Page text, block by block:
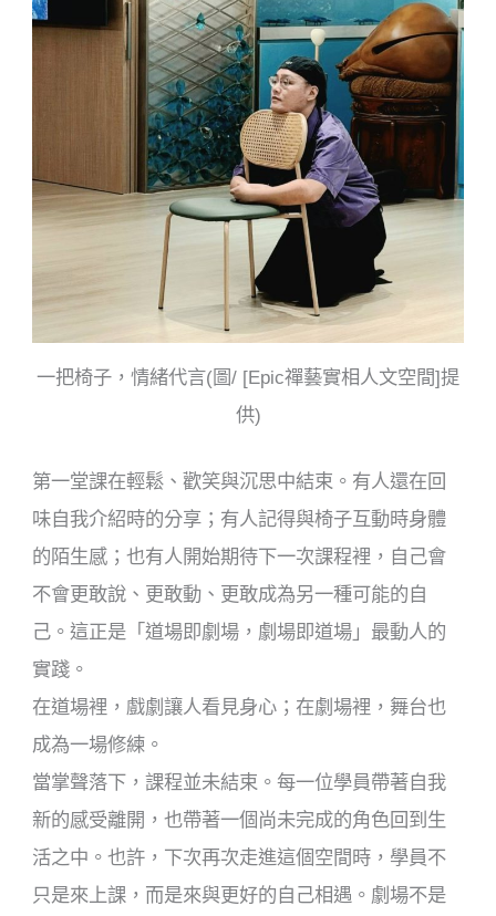
一把椅子，情緒代言(圖/ [Epic禪藝實相人文空間]提
供)
第一堂課在輕鬆、歡笑與沉思中結束。有人還在回
味自我介紹時的分享；有人記得與椅子互動時身體
的陌生感；也有人開始期待下一次課程裡，自己會
不會更敢說、更敢動、更敢成為另一種可能的自
己。這正是「道場即劇場，劇場即道場」最動人的
實踐。
在道場裡，戲劇讓人看見身心；在劇場裡，舞台也
成為一場修練。
當掌聲落下，課程並未結束。每一位學員帶著自我
新的感受離開，也帶著一個尚未完成的角色回到生
活之中。也許，下次再次走進這個空間時，學員不
只是來上課，而是來與更好的自己相遇。劇場不是